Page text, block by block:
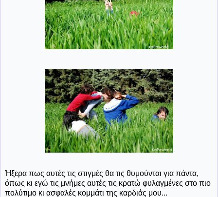
Ήξερα πως αυτές τις στιγμές θα τις θυμούνται για πάντα,
όπως κι εγώ τις μνήμες αυτές τις κρατώ φυλαγμένες στο πιο
πολύτιμο κι ασφαλές κομμάτι της καρδιάς μου...